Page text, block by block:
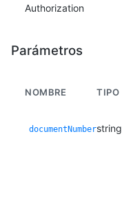
Authorization
Parámetros
NOMBRE TIPO
documentNumberstring